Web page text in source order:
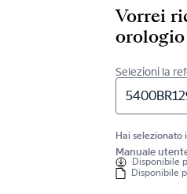
Vorrei
orologio
Selezioni la
Hai selezionato
Manuale
Disponibile
Disponibile